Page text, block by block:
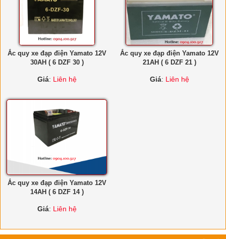
Ắc quy xe đạp điện Yamato 12V
30AH ( 6 DZF 30 )
Giá: Liên hệ
Ắc quy xe đạp điện Yamato 12V
21AH ( 6 DZF 21 )
Giá: Liên hệ
Ắc quy xe đạp điện Yamato 12V
14AH ( 6 DZF 14 )
Giá: Liên hệ